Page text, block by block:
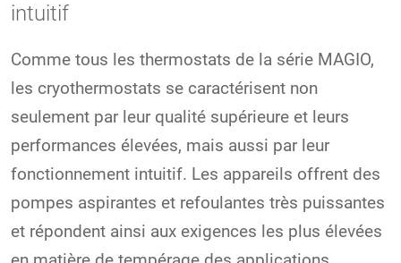
intuitif
Comme tous les thermostats de la série MAGIO,
les cryothermostats se caractérisent non
seulement par leur qualité supérieure et leurs
performances élevées, mais aussi par leur
fonctionnement intuitif. Les appareils offrent des
pompes aspirantes et refoulantes très puissantes
et répondent ainsi aux exigences les plus élevées